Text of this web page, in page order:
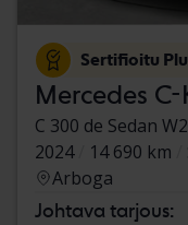
Sertifioitu
Mercedes C-
C 300 de Sedan
2024
14 690 km
Arboga
Johtava tarjous: